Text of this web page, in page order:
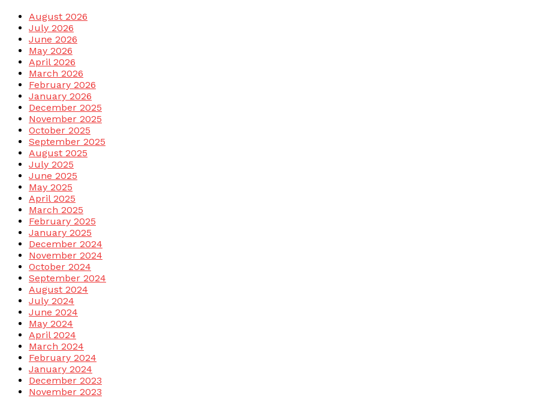
August 2026
July 2026
June 2026
May 2026
April 2026
March 2026
February 2026
January 2026
December 2025
November 2025
October 2025
September 2025
August 2025
July 2025
June 2025
May 2025
April 2025
March 2025
February 2025
January 2025
December 2024
November 2024
October 2024
September 2024
August 2024
July 2024
June 2024
May 2024
April 2024
March 2024
February 2024
January 2024
December 2023
November 2023